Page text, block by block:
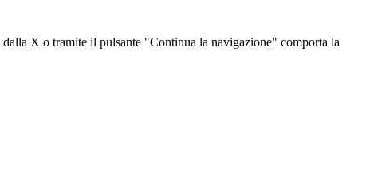
X o tramite il pulsante "Continua la navigazione" comporta la